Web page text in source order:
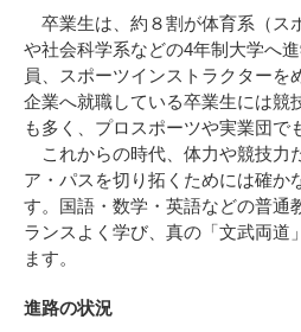
卒業生は、約８割が体育系（ス
や社会科学系などの4年制大学へ
員、スポーツインストラクターを
企業へ就職している卒業生には競
も多く、プロスポーツや実業団で
これからの時代、体力や競技力
ア・パスを切り拓くためには確か
す。国語・数学・英語などの普通
ランスよく学び、真の「文武両道
ます。
進路の状況